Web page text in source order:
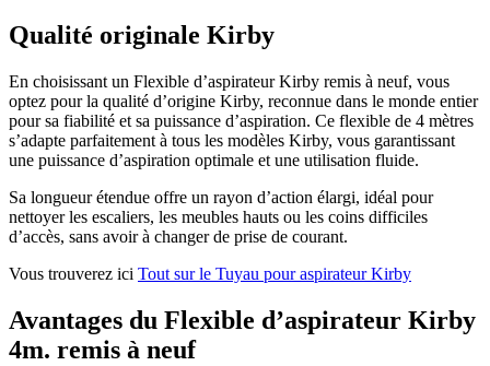
Qualité originale Kirby
En choisissant un Flexible d’aspirateur Kirby remis à neuf, vous
optez pour la qualité d’origine Kirby, reconnue dans le monde entier
pour sa fiabilité et sa puissance d’aspiration. Ce flexible de 4 mètres
s’adapte parfaitement à tous les modèles Kirby, vous garantissant
une puissance d’aspiration optimale et une utilisation fluide.
Sa longueur étendue offre un rayon d’action élargi, idéal pour
nettoyer les escaliers, les meubles hauts ou les coins difficiles
d’accès, sans avoir à changer de prise de courant.
Vous trouverez ici Tout sur le Tuyau pour aspirateur Kirby
Avantages du Flexible d’aspirateur Kirby
4m. remis à neuf